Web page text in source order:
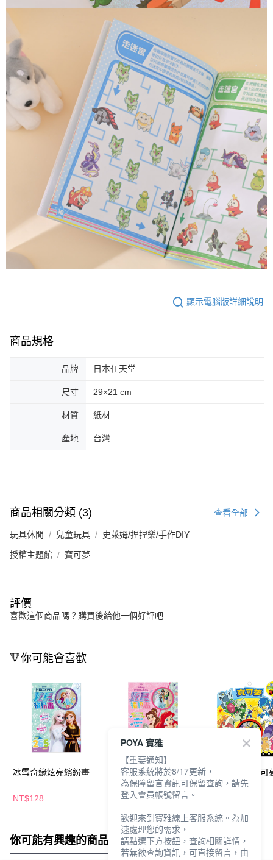
顯示電腦版詳細說明
商品規格
品牌 日本任天堂
尺寸 29×21 cm
材質 紙材
產地 台灣
商品相關分類 (3) 查看全部
玩具休閒 兒童玩具 史萊姆/捏捏樂/手作DIY
授權主題館 寶可夢
評價
喜歡這個商品嗎？購買後給他一個好評吧
🔻你可能會喜歡
冰雪奇緣炫亮繽紛畫
NT$128
迪士尼公主炫亮繽紛畫
NT$128
閃亮貼紙包-寶可
想篇
你可能有興趣的商品 全站排行
POYA 寶雅
【重要通知】
客服系統將於8/17更新，
為保障留言資訊可保留查詢，請先
登入會員帳號留言。
歡迎來到寶雅線上客服系統。為加
速處理您的需求，
請點選下方按鈕，查詢相關詳情，
若無欲查詢資訊，可直接留言，由